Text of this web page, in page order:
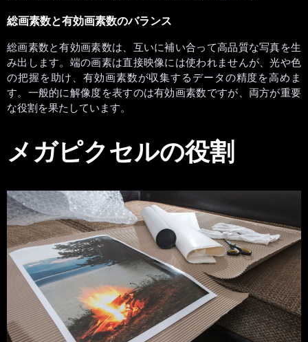
総画素数と有効画素数のバランス
総画素数と有効画素数は、互いに補い合って高品質な写真を生
み出します。端の画素は直接映像には使われませんが、光や色
の把握を助け、有効画素数が収集するデータの精度を高めま
す。一般的に解像度を表すのは有効画素数ですが、両方が重要
な役割を果たしています。
メガピクセルの役割